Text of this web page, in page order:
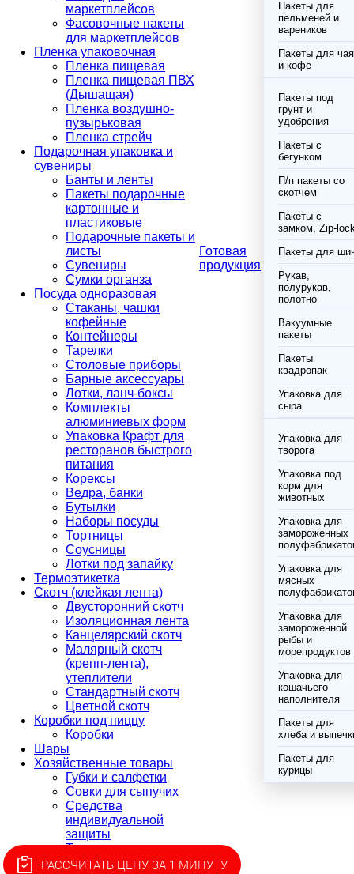
маркетплейсов
Фасовочные пакеты
для маркетплейсов
Пленка упаковочная
Пленка пищевая
Пленка пищевая ПВХ
(Дышащая)
Пленка воздушно-
пузырьковая
Пленка стрейч
Подарочная упаковка и
сувениры
Банты и ленты
Пакеты подарочные
картонные и
пластиковые
Подарочные пакеты и
листы
Сувениры
Сумки органза
Посуда одноразовая
Стаканы, чашки
кофейные
Контейнеры
Тарелки
Столовые приборы
Барные аксессуары
Лотки, ланч-боксы
Комплекты
алюминиевых форм
Упаковка Крафт для
ресторанов быстрого
питания
Корексы
Ведра, банки
Бутылки
Наборы посуды
Тортницы
Соусницы
Лотки под запайку
Термоэтикетка
Скотч (клейкая лента)
Двусторонний скотч
Изоляционная лента
Канцелярский скотч
Малярный скотч
(крепп-лента),
утеплители
Стандартный скотч
Цветной скотч
Коробки под пиццу
Коробки
Шары
Хозяйственные товары
Губки и салфетки
Совки для сыпучих
Средства
индивидуальной
защиты
Текстиль
Товары для пикника
Готовая
продукция
Пакеты для
пельменей и
вареников
Пакеты для чая
и кофе
Пакеты под
грунт и
удобрения
Пакеты с
бегунком
П/п пакеты со
скотчем
Пакеты с
замком, Zip-
Пакеты для
Рукав,
полурукав,
полотно
Вакуумные
пакеты
Пакеты
квадропак
Упаковка для
сыра
Упаковка для
творога
Упаковка под
корм для
животных
Упаковка для
замороженных
Упаковка для
мясных
Упаковка для
замороженной
рыбы и
морепродуктов
Упаковка для
кошачьего
наполнителя
Пакеты для
хлеба и
Пакеты для
курицы
РАССЧИТАТЬ ЦЕНУ ЗА 1 МИНУТУ